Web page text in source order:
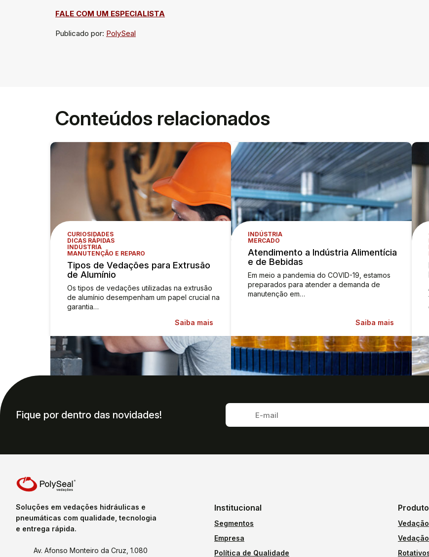
FALE COM UM ESPECIALISTA
Publicado por: PolySeal
Conteúdos relacionados
CURIOSIDADES
DICAS RÁPIDAS
INDÚSTRIA
MANUTENÇÃO E REPARO
Tipos de Vedações para Extrusão
de Alumínio
Os tipos de vedações utilizadas na extrusão
de alumínio desempenham um papel crucial na
garantia…
Saiba mais
INDÚSTRIA
MERCADO
Atendimento a Indústria Alimentícia
e de Bebidas
Em meio a pandemia do COVID-19, estamos
preparados para atender a demanda de
manutenção em…
Saiba mais
Fique por dentro das novidades!
Soluções em vedações hidráulicas e
pneumáticas com qualidade, tecnologia
e entrega rápida.
Av. Afonso Monteiro da Cruz, 1.080
Institucional
Segmentos
Empresa
Política de Qualidade